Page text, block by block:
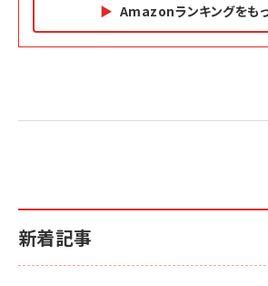
Amazonランキングをも
2億円を売り上げたプロが
小さな会社は戦略が9割
anan(アンアン)2026/07/
anan(アンアン)2026/06/
ベインキャピタル 企業価値
ルな本質」
新着記事